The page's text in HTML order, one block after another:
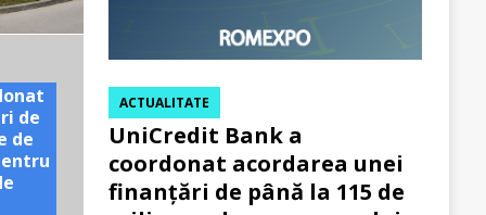
de
de
UniCredit Bank a
coordonat acordarea unei
finanțări de până la 115 de
ACTUALITATE